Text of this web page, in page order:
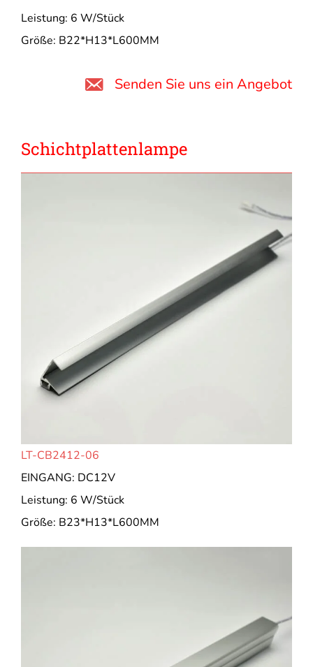
Leistung: 6 W/Stück
Größe: B22*H13*L600MM
Senden Sie uns ein Angebot
Schichtplattenlampe
LT-CB2412-06
EINGANG: DC12V
Leistung: 6 W/Stück
Größe: B23*H13*L600MM